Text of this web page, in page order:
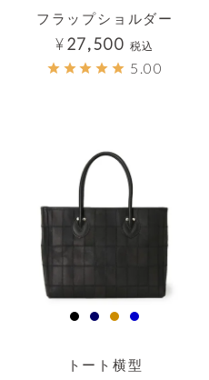
フラップショルダー
¥27,500 税込
5.00
トート横型